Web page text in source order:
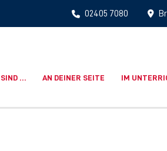
02405 7080
… AN DEINER SEITE IM